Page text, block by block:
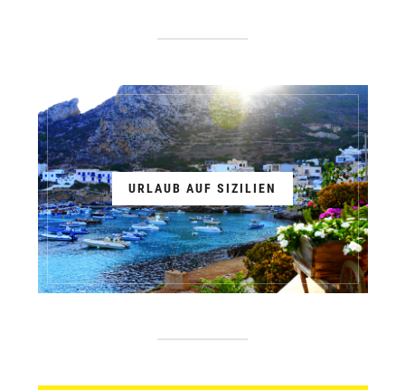
URLAUB AUF SIZILIEN